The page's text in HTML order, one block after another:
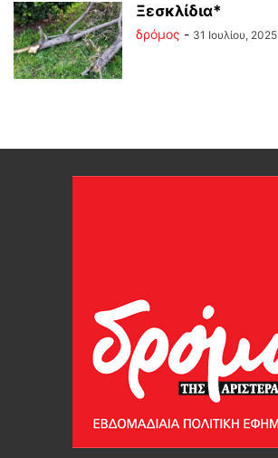
Ξεσκλίδια*
δρόμος - 31 Ιουλίου, 2025